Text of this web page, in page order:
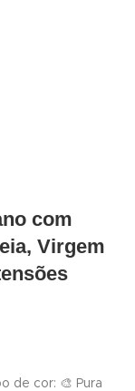
com
Virgem
de cor: 🎨 Pura